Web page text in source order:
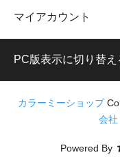
マイアカウント
PC版表示に切り替え
カラーミーショップ
会社
Powered By